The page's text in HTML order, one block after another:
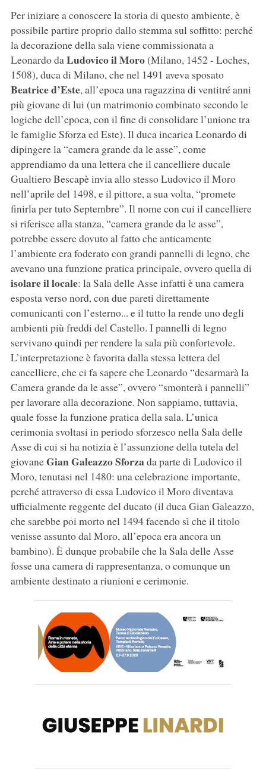
Per iniziare a conoscere la storia di questo ambiente, è
possibile partire proprio dallo stemma sul soffitto: perché
la decorazione della sala viene commissionata a
Leonardo daLudovico il Moro(Milano, 1452 - Loches,
1508), duca di Milano, che nel 1491 aveva sposato
Beatrice d’Este, all’epoca una ragazzina di ventitré anni
più giovane di lui (un matrimonio combinato secondo le
logiche dell’epoca, con il fine di consolidare l’unione tra
le famiglie Sforza ed Este). Il duca incarica Leonardo di
dipingere la “camera grande da le asse”, come
apprendiamo da una lettera che il cancelliere ducale
Gualtiero Bescapè invia allo stesso Ludovico il Moro
nell’aprile del 1498, e il pittore, a sua volta, “promete
finirla per tuto Septembre”. Il nome con cui il cancelliere
si riferisce alla stanza, “camera grande da le asse”,
potrebbe essere dovuto al fatto che anticamente
l’ambiente era foderato con grandi pannelli di legno, che
avevano una funzione pratica principale, ovvero quella di
isolare il locale: la Sala delle Asse infatti è una camera
esposta verso nord, con due pareti direttamente
comunicanti con l’esterno... e il tutto la rende uno degli
ambienti più freddi del Castello. I pannelli di legno
servivano quindi per rendere la sala più confortevole.
L’interpretazione è favorita dalla stessa lettera del
cancelliere, che ci fa sapere che Leonardo “desarmarà la
Camera grande da le asse”, ovvero “smonterà i pannelli”
per lavorare alla decorazione. Non sappiamo, tuttavia,
quale fosse la funzione pratica della sala. L’unica
cerimonia svoltasi in periodo sforzesco nella Sala delle
Asse di cui si ha notizia è l’assunzione della tutela del
giovaneGian Galeazzo Sforzada parte di Ludovico il
Moro, tenutasi nel 1480: una celebrazione importante,
perché attraverso di essa Ludovico il Moro diventava
ufficialmente reggente del ducato (il duca Gian Galeazzo,
che sarebbe poi morto nel 1494 facendo sì che il titolo
venisse assunto dal Moro, all’epoca era ancora un
bambino). È dunque probabile che la Sala delle Asse
fosse una camera di rappresentanza, o comunque un
ambiente destinato a riunioni e cerimonie.